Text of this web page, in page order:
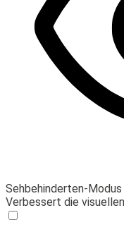
Sehbehinderten-Modus
Verbessert die